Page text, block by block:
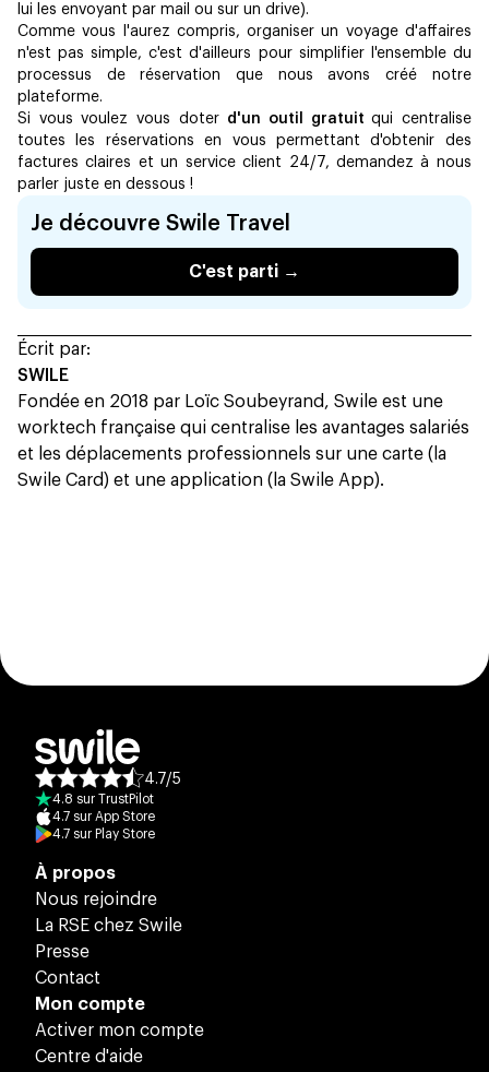
lui les envoyant par mail ou sur un drive).
Comme vous l'aurez compris, organiser un voyage d'affaires
n'est pas simple, c'est d'ailleurs pour simplifier l'ensemble du
processus de réservation que nous avons créé notre
plateforme.
Si vous voulez vous doter d'un outil gratuitqui centralise
toutes les réservations en vous permettant d'obtenir des
factures claires et un service client 24/7, demandez à nous
parler juste en dessous !
Je découvre Swile Travel
C'est parti →
Écrit par:
SWILE
Fondée en 2018 par Loïc Soubeyrand, Swile est une
worktech française qui centralise les avantages salariés
et les déplacements professionnels sur une carte (la
Swile Card) et une application (la Swile App).
Note moyenne des avis :
4.7/5
4.8 sur TrustPilot
4.7 sur App Store
4.7 sur Play Store
À propos
Nous rejoindre
La RSE chez Swile
Presse
Contact
Mon compte
Activer mon compte
Centre d'aide